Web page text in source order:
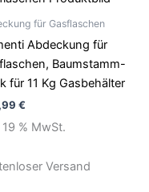
für Gasflaschen
Abdeckung für
Baumstamm-
für 11 Kg Gasbehälter
€
% MwSt.
Versand